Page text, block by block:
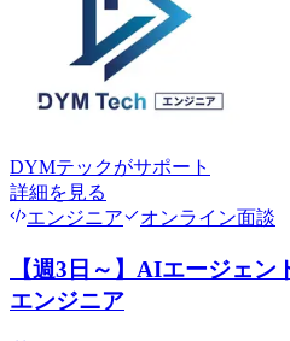
DYMテックがサポート
詳細を見る
エンジニア
オンライン面談
【週3日～】AIエージェ
エンジニア